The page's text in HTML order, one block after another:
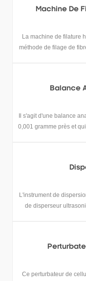
Machine De
La machine de filature
méthode de filage de
Balance
Il s'agit d'une balance
0,001 gramme près et
L'instrument de
de disperseur
Ce perturbateur de